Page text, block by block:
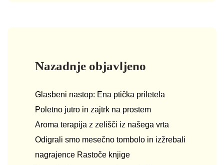
Nazadnje objavljeno
Glasbeni nastop: Ena ptička priletela
Poletno jutro in zajtrk na prostem
Aroma terapija z zelišči iz našega vrta
Odigrali smo mesečno tombolo in izžrebali
nagrajence Rastoče knjige